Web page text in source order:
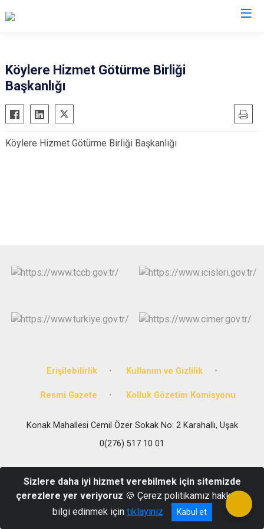
Banaz
Eşme
Sivaslı
Köylere Hizmet Götürme Birliği
Başkanlığı
Köylere Hizmet Götürme Birliği Başkanlığı
Erişilebilirlik Kullanım ve Gizlilik
Resmi Gazete Kolluk Gözetim Komisyonu
Konak Mahallesi Cemil Özer Sokak No: 2 Karahallı, Uşak
0(276) 517 10 01
Sizlere daha iyi hizmet verebilmek için sitemizde
çerezlere yer veriyoruz 🍪 Çerez politikamız hakkında
bilgi edinmek için tıklayınız Kabul et